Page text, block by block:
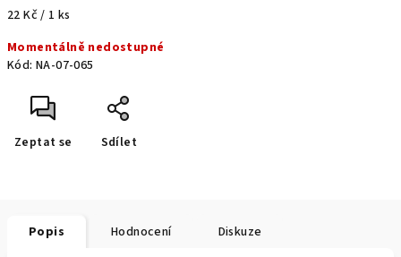
Měrná
22 Kč / 1 ks
Momentálně nedostupné
Kód: NA-07-065
Zeptat se Sdílet
Popis Hodnocení Diskuze